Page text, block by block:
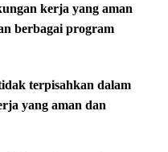
kerja yang aman
berbagai program
terpisahkan dalam
yang aman dan